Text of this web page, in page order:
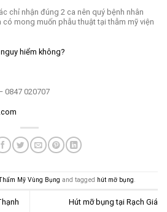
chỉ nhận đúng 2 ca nên quý bệnh nhân
mong muốn phẫu thuật tại thẫm mỹ viện
hiểm không?
0847 020707
Mỹ Vùng Bụng and tagged hút mỡ bụng.
Hút mỡ bụng tại Rạch Giá